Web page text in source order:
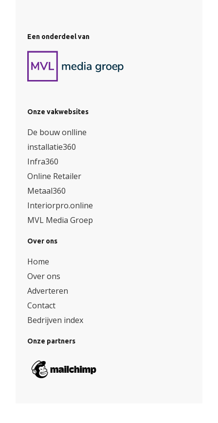
Een onderdeel van
Onze vakwebsites
De bouw onlline
installatie360
Infra360
Online Retailer
Metaal360
Interiorpro.online
MVL Media Groep
Over ons
Home
Over ons
Adverteren
Contact
Bedrijven index
Onze partners